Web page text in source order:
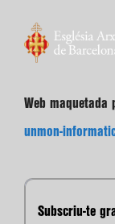
Web maquetada
unmon-
Subscriu-te